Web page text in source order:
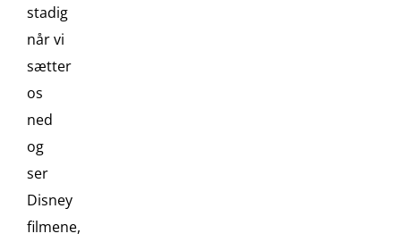
stadig
når vi
sætter
os
ned
og
ser
Disney
filmene,